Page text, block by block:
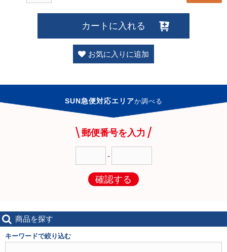
カートに入れる
お気に入りに追加
SUN急便対応エリアか調べる
郵便番号を入力
-
確認する
商品を探す
キーワードで絞り込む